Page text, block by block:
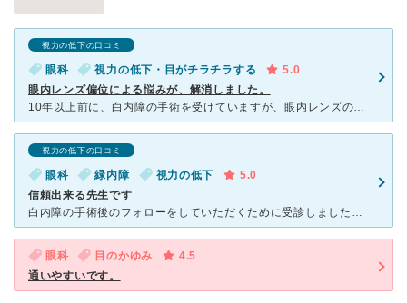
視力の低下の口コミ
眼科 視力の低下・目がチラチラする
5.0
眼内レンズ偏位による悩みが、解消しました。
10年以上前に、白内障の手術を受けていますが、眼内レンズの偏位になりました。眼内レンズがズレているためか、ハローグレアがひどくなったり、顔を傾けてるとスマホが見えなくなったり、また、車の運転時見えてい
視力の低下の口コミ
眼科 緑内障 視力の低下
5.0
信頼出来る先生です
白内障の手術後のフォローをしていただくために受診しました。 ところが、診察の結果緑内障であると診断されました。 緑内障についての説明はDVDビデオを使ってなされました。 緑内障の場合診断されても
眼科 目のかゆみ
4.5
通いやすいです。